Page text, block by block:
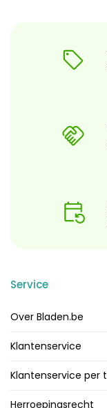
Service
Over Bladen.be
Klantenservice
Klantenservice per
Herroepingsrecht